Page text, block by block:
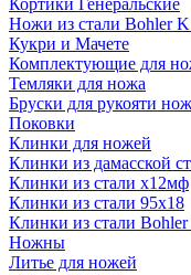
Кортики Генеральские
Ножи из стали Bohler
Кукри и Мачете
Комплектующие для
Темляки для ножа
Бруски для рукояти
Поковки
Клинки для ножей
Клинки из дамасской
Клинки из стали х12мф
Клинки из стали 95х18
Клинки из стали
Ножны
Литье для ножей